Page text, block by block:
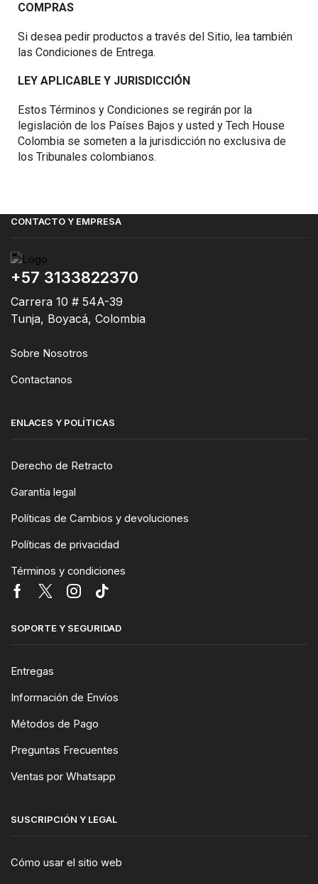
COMPRAS
Si desea pedir productos a través del Sitio, lea también
las Condiciones de Entrega.
LEY APLICABLE Y JURISDICCIÓN
Estos Términos y Condiciones se regirán por la
legislación de los Países Bajos y usted y Tech House
Colombia se someten a la jurisdicción no exclusiva de
los Tribunales colombianos.
CONTACTO Y EMPRESA
+57 3133822370
Carrera 10 # 54A-39
Tunja, Boyacá, Colombia
Sobre Nosotros
Contactanos
ENLACES Y POLÍTICAS
Derecho de Retracto
Garantía legal
Políticas de Cambios y devoluciones
Políticas de privacidad
Términos y condiciones
SOPORTE Y SEGURIDAD
Entregas
Información de Envíos
Métodos de Pago
Preguntas Frecuentes
Ventas por Whatsapp
SUSCRIPCIÓN Y LEGAL
Cómo usar el sitio web